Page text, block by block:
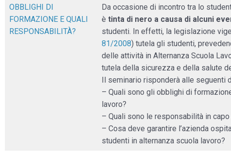
OBBLIGHI DI
FORMAZIONE E QUALI
RESPONSABILITÀ?
Da occasione di incontro tra lo
è tinta di nero a causa di alcuni
studenti. In effetti, la legislazione
81/2008) tutela gli studenti,
delle attività in Alternanza Scuola
tutela della sicurezza e della salute
Il seminario risponderà alle seguenti
– Quali sono gli obblighi di
lavoro?
– Quali sono le responsabilità in
– Cosa deve garantire l’azienda
studenti in alternanza scuola lavoro?